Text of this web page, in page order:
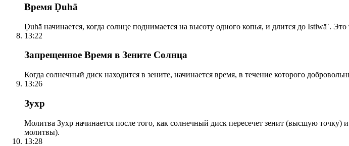
Время Ḍuhā
Ḍuhā начинается, когда солнце поднимается на высоту одного копья, и длится до Istiwāʾ.
13:22
Запрещенное Время в Зените Солнца
Когда солнечный диск находится в зените, начинается время, в течение которого
13:26
Зухр
Молитва Зухр начинается после того, как солнечный диск пересечет зенит (высшую
молитвы).
13:28